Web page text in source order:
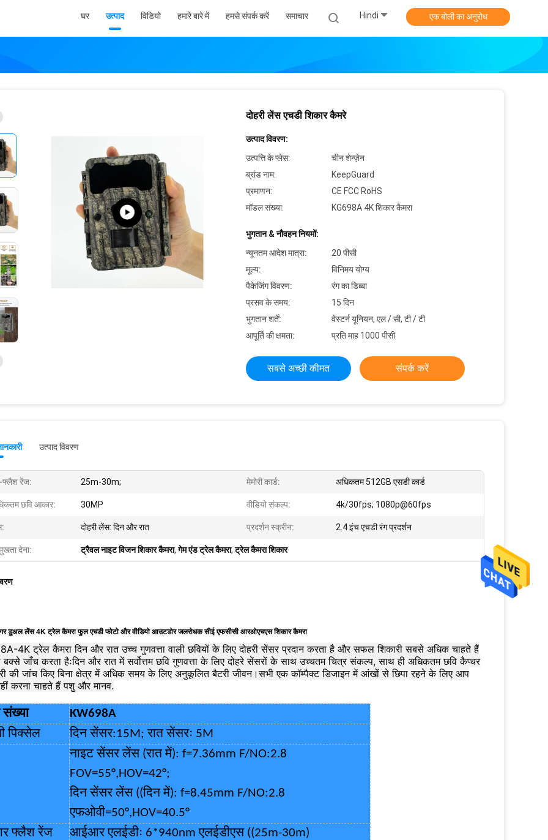
घर उत्पाद विडियो हमारे बारे में हमसे संपर्क करें समाचार Hindi एक बोली का अनुरोध
दोहरी लेंस एचडी शिकार कैमरे
उत्पाद विवरण:
उत्पत्ति के प्लेस:
चीन शेन्ज़ेन
ब्रांड नाम:
KeepGuard
प्रमाणन:
CE FCC RoHS
मॉडल संख्या:
KG698A 4K शिकार कैमरा
भुगतान & नौवहन नियमों:
न्यूनतम आदेश मात्रा:
20 पीसी
मूल्य:
विनिमय योग्य
पैकेजिंग विवरण:
रंग का डिब्बा
प्रसव के समय:
15 दिन
भुगतान शर्तें:
वेस्टर्न यूनियन, एल / सी, टी / टी
आपूर्ति की क्षमता:
प्रति माह 1000 पीसी
सबसे अच्छी कीमत संपर्क करें
उत्पाद विवरण
फ्लैश रेंज: 25m-30m; मेमोरी कार्ड: अधिकतम 512GB एसडी कार्ड
छवि आकार: 30MP वीडियो संकल्प: 4k/30fps; 1080p@60fps
दोहरी लेंस: दिन और रात प्रदर्शन स्क्रीन: 2.4 इंच एचडी रंग प्रदर्शन
देना: ट्रैवल नाइट विजन शिकार कैमरा,गेम एंड ट्रेल कैमरा,ट्रेल कैमरा शिकार
डुअल लेंस 4K ट्रेल कैमरा फुल एचडी फोटो और वीडियो आउटडोर जलरोधक सीई एफसीसी आरओएचएस शिकार कैमरा
4K ट्रेल कैमरा दिन और रात उच्च गुणवत्ता वाली छवियों के लिए दोहरी सेंसर प्रदान करता है और सफल शिकारी सबसे अधिक चाहते हैं
बक्से जाँच करता हैःदिन और रात में सर्वोत्तम छवि गुणवत्ता के लिए दोहरे सेंसरों के साथ उच्चतम चित्र संकल्प, साथ ही अधिकतम छवि कैप्चर
की जांच किए बिना क्षेत्र में अधिक समय के लिए अनुकूलित बैटरी जीवन।सभी एक कॉम्पैक्ट डिजाइन में आंखों से छिपा रहने के लिए आप
करना चाहते हैं पशु और मानव.
संख्या
KW698A
पिक्सेल
दिन सेंसर:15M; रात सेंसरः 5M
नाइट सेंसर लेंस (रात में): f=7.36mm F/NO:2.8
FOV=55°,HOV=42°;
दिन सेंसर लेंस ((दिन में): f=8.45mm F/NO:2.8
एफओवी=50°,HOV=40.5°
फ्लैश रेंज
आईआर एलईडीः 6*940nm एलईडीएस ((25m-30m)